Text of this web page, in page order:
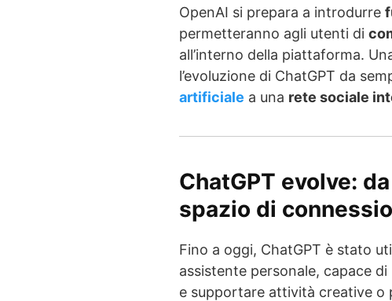
OpenAI si prepara a introdurre
permetteranno agli utenti di
all’interno della piattaforma.
l’evoluzione di ChatGPT da
artificiale a una rete sociale
ChatGPT evolve:
spazio di
Fino a oggi, ChatGPT è stato
assistente personale, capace
e supportare attività creative o